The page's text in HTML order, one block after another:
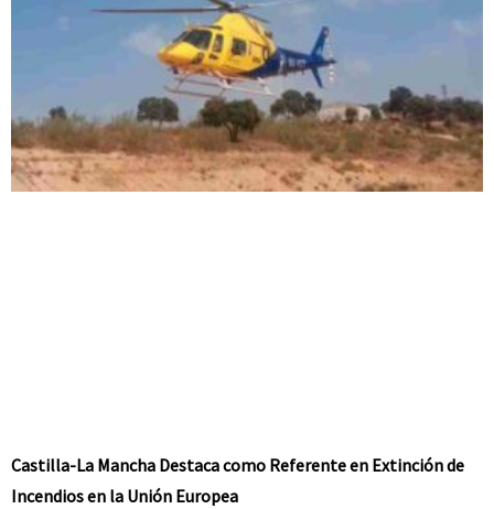
Castilla-La Mancha Destaca como Referente en Extinción de
Incendios en la Unión Europea